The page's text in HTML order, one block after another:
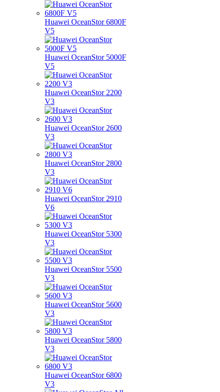
Huawei OceanStor 6800F
V5
Huawei OceanStor 5000F
V5
Huawei OceanStor 2200
V3
Huawei OceanStor 2600
V3
Huawei OceanStor 2800
V3
Huawei OceanStor 2910
V6
Huawei OceanStor 5300
V3
Huawei OceanStor 5500
V3
Huawei OceanStor 5600
V3
Huawei OceanStor 5800
V3
Huawei OceanStor 6800
V3